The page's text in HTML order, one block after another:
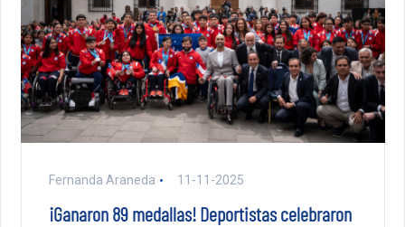
Fernanda Araneda 11-11-2025
¡Ganaron 89 medallas! Deportistas celebraron